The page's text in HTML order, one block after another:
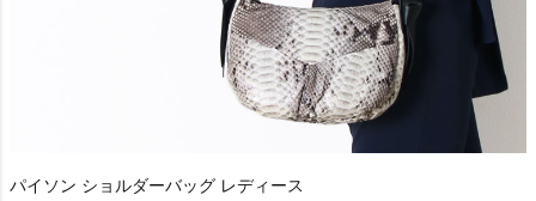
パイソン ショルダーバッグ レディース